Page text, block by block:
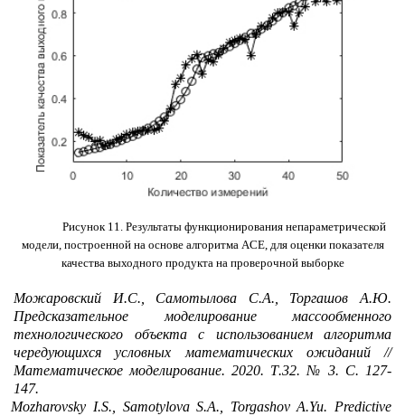
Рисунок 11. Результаты функционирования непараметрической
модели, построенной на основе алгоритма ACE, для оценки показателя
качества выходного продукта на проверочной выборке
Можаровский И.С., Самотылова С.А., Торгашов А.Ю.
Предсказательное моделирование массообменного
технологического объекта с использованием алгоритма
чередующихся условных математических ожиданий //
Математическое моделирование. 2020. Т.32. № 3. С. 127-
147.
Mozharovsky I.S., Samotylova S.A., Torgashov A.Yu. Predictive